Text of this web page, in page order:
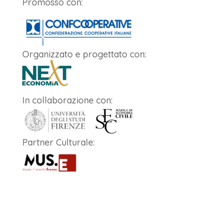
Organizzato e progettato con:
In collaborazione con:
Partner Culturale: